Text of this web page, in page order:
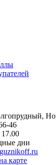
46
дни
карте